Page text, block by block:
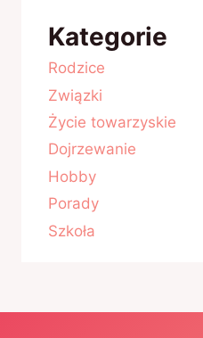
Kategorie
Rodzice
Związki
Życie towarzyskie
Dojrzewanie
Hobby
Porady
Szkoła